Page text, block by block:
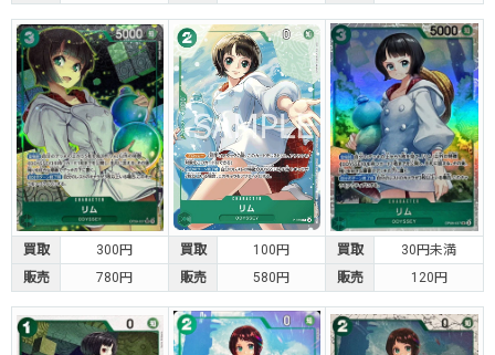
買取 300円 買取 100円 買取
30円未満
販売
780円 販売 580円 販売 120円